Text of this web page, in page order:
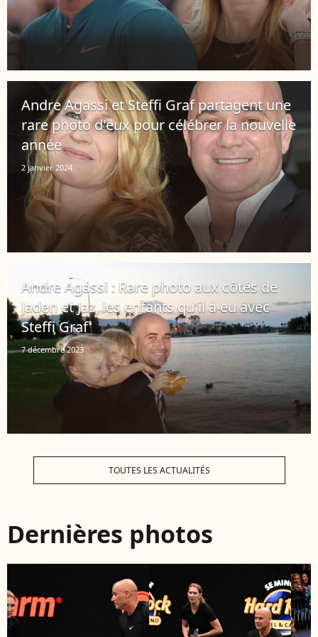
Andre Agassi et Steffi Graf partagent une
rare photo d'eux pour célébrer la nouvelle
année
2 janvier 2024
Andre Agassi : Rare photo aux côtés de
Jaden et Jaz, les enfants qu'il a eu avec
Steffi Graf
7 décembre 2023
TOUTES LES ACTUALITÉS
Dernières photos